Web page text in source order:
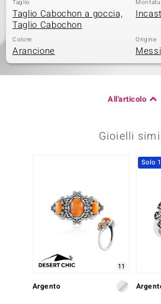
Taglio
Taglio Cabochon a goccia,
Taglio Cabochon
Colore
Arancione
Origine
All'articolo
Gioielli
11
Argento
Solo 1